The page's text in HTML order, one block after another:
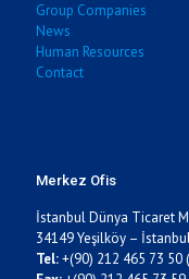
Group Companies
News
Human Resources
Contact
Merkez Ofis
İstanbul Dünya Ticaret
34149 Yeşilköy –
Tel:+(90) 212 465 73 50